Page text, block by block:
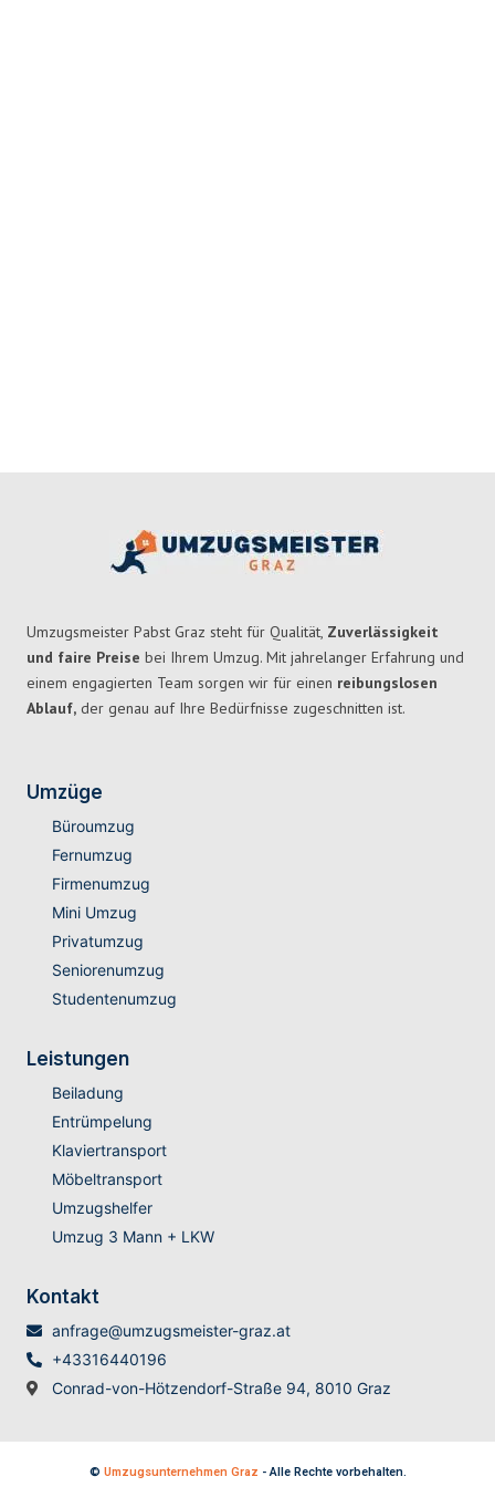
Umzugsmeister Pabst Graz steht für Qualität, Zuverlässigkeit
und faire Preise bei Ihrem Umzug. Mit jahrelanger Erfahrung und
einem engagierten Team sorgen wir für einen reibungslosen
Ablauf, der genau auf Ihre Bedürfnisse zugeschnitten ist.
Umzüge
Büroumzug
Fernumzug
Firmenumzug
Mini Umzug
Privatumzug
Seniorenumzug
Studentenumzug
Leistungen
Beiladung
Entrümpelung
Klaviertransport
Möbeltransport
Umzugshelfer
Umzug 3 Mann + LKW
Kontakt
anfrage@umzugsmeister-graz.at
+43316440196
Conrad-von-Hötzendorf-Straße 94, 8010 Graz
© Umzugsunternehmen Graz - Alle Rechte vorbehalten.